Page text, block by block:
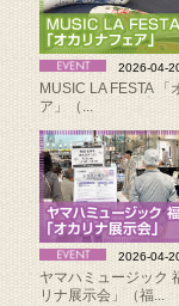
2026-04-
MUSIC LA FESTA 「
ア」（...
2026-04-
ヤマハミュージック
リナ展示会」（福...